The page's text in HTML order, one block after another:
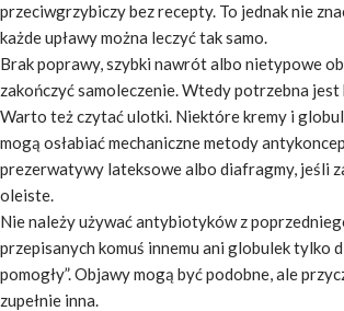
przeciwgrzybiczy bez recepty. To jednak nie
każde upławy można leczyć tak samo.
Brak poprawy, szybki nawrót albo nietypowe
zakończyć samoleczenie. Wtedy potrzebna
Warto też czytać ulotki. Niektóre kremy i
mogą osłabiać mechaniczne metody
prezerwatywy lateksowe albo diafragmy, jeśli
oleiste.
Nie należy używać antybiotyków z
przepisanych komuś innemu ani globulek tylko
pomogły”. Objawy mogą być podobne, ale
zupełnie inna.